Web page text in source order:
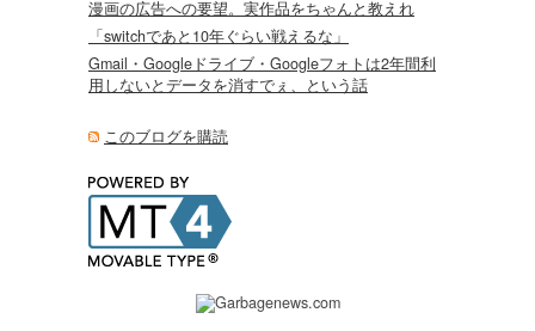
漫画の広告への要望。実作品をちゃんと教えれ
「switchであと10年ぐらい戦えるな」
Gmail・Googleドライブ・Googleフォトは2年間利
用しないとデータを消すでぇ、という話
このブログを購読